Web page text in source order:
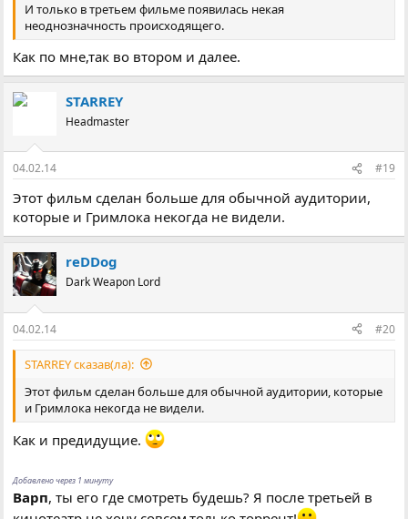
И только в третьем фильме появилась некая
неоднозначность происходящего.
Как по мне,так во втором и далее.
STARREY
Headmaster
04.02.14 #19
Этот фильм сделан больше для обычной аудитории,
которые и Гримлока некогда не видели.
reDDog
Dark Weapon Lord
04.02.14 #20
STARREY сказав(ла):
Этот фильм сделан больше для обычной аудитории, которые
и Гримлока некогда не видели.
Как и предидущие.
Добавлено через 1 минуту
Варп, ты его где смотреть будешь? Я после третьей в